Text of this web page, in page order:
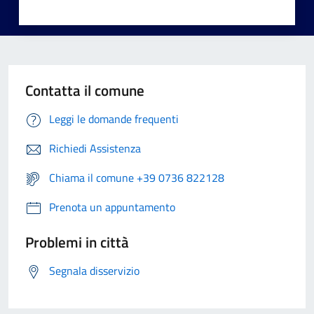
Contatta il comune
Leggi le domande frequenti
Richiedi Assistenza
Chiama il comune +39 0736 822128
Prenota un appuntamento
Problemi in città
Segnala disservizio